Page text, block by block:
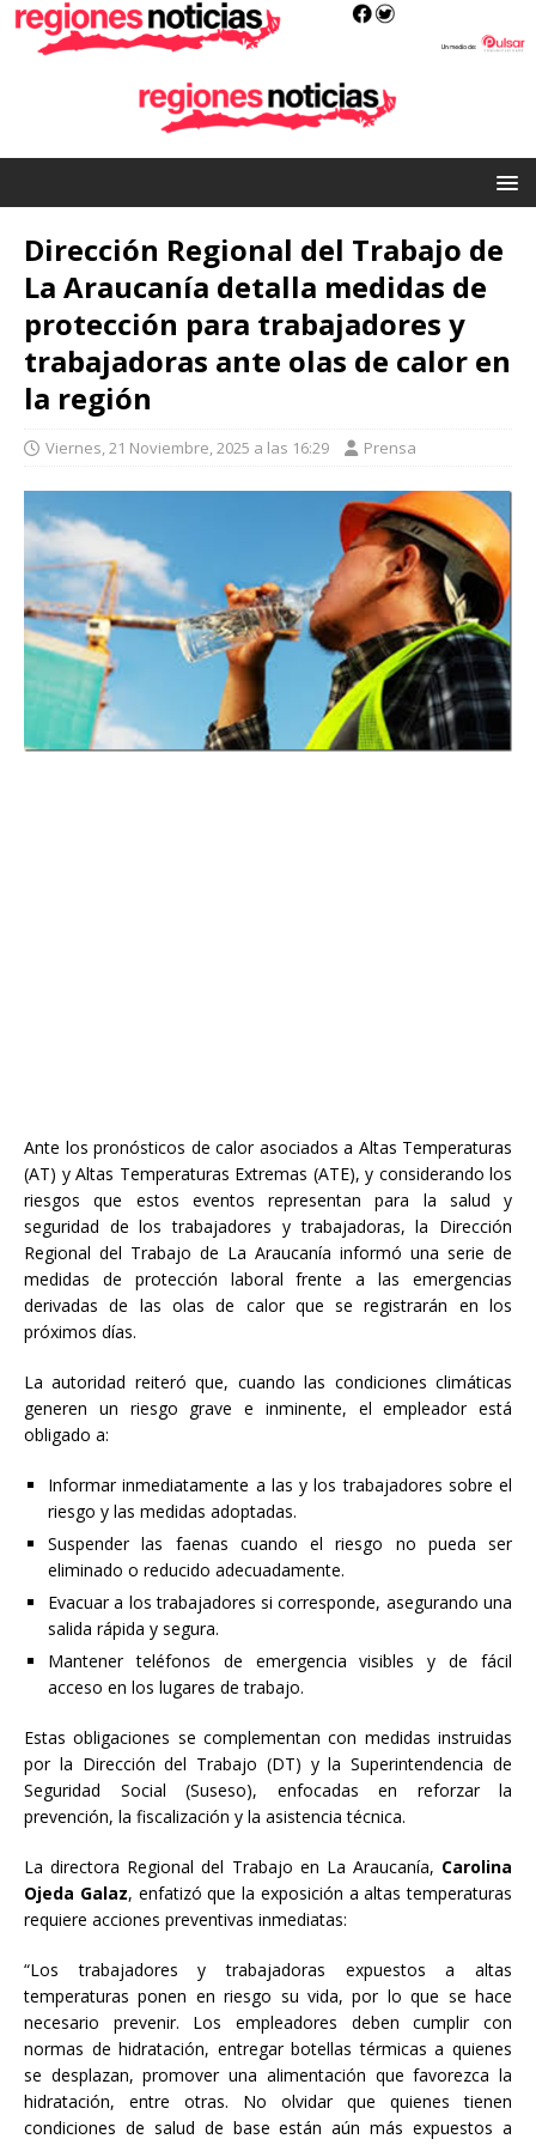
Dirección Regional del Trabajo de
La Araucanía detalla medidas de
protección para trabajadores y
trabajadoras ante olas de calor en
la región
Viernes, 21 Noviembre, 2025 a las 16:29 Prensa
Ante los pronósticos de calor asociados a Altas Temperaturas
(AT) y Altas Temperaturas Extremas (ATE), y considerando los
riesgos que estos eventos representan para la salud y
seguridad de los trabajadores y trabajadoras, la Dirección
Regional del Trabajo de La Araucanía informó una serie de
medidas de protección laboral frente a las emergencias
derivadas de las olas de calor que se registrarán en los
próximos días.
La autoridad reiteró que, cuando las condiciones climáticas
generen un riesgo grave e inminente, el empleador está
obligado a:
Informar inmediatamente a las y los trabajadores sobre el
riesgo y las medidas adoptadas.
Suspender las faenas cuando el riesgo no pueda ser
eliminado o reducido adecuadamente.
Evacuar a los trabajadores si corresponde, asegurando una
salida rápida y segura.
Mantener teléfonos de emergencia visibles y de fácil
acceso en los lugares de trabajo.
Estas obligaciones se complementan con medidas instruidas
por la Dirección del Trabajo (DT) y la Superintendencia de
Seguridad Social (Suseso), enfocadas en reforzar la
prevención, la fiscalización y la asistencia técnica.
La directora Regional del Trabajo en La Araucanía, Carolina
Ojeda Galaz, enfatizó que la exposición a altas temperaturas
requiere acciones preventivas inmediatas:
“Los trabajadores y trabajadoras expuestos a altas
temperaturas ponen en riesgo su vida, por lo que se hace
necesario prevenir. Los empleadores deben cumplir con
normas de hidratación, entregar botellas térmicas a quienes
se desplazan, promover una alimentación que favorezca la
hidratación, entre otras. No olvidar que quienes tienen
condiciones de salud de base están aún más expuestos a